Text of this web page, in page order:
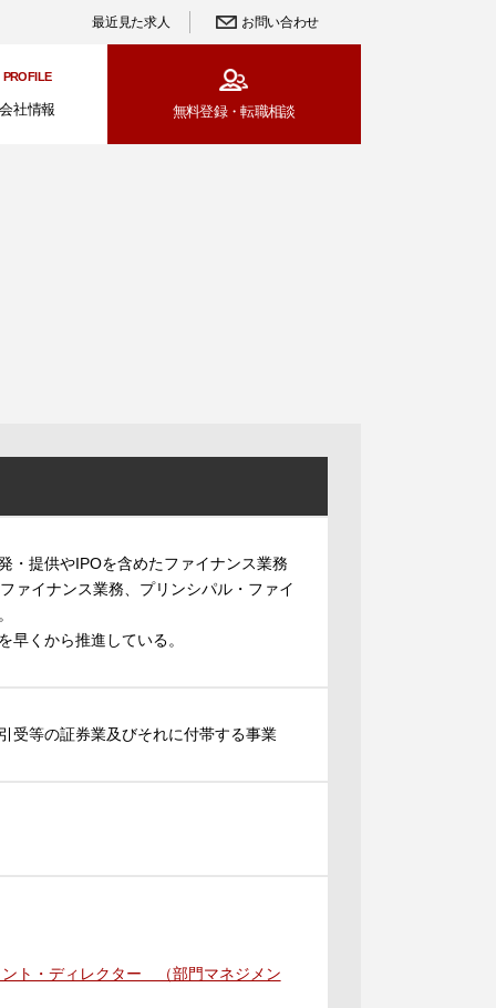
最近見た求人 お問い合わせ
PROFILE
会社情報 無料登録・転職相談
・提供やIPOを含めたファイナンス業務
ァイナンス業務、プリンシパル・ファイ
早くから推進している。
受等の証券業及びそれに付帯する事業
ト・ディレクター （部門マネジメン